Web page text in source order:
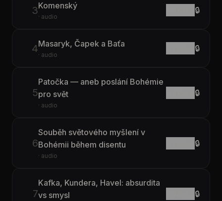
3Komenský
· audio
🔒
4Masaryk, Čapek a Baťa
· audio
🔒
5
Patočka — aneb poslání Bohémie
pro svět
· audio
🔒
6
Souběh světového myšlení v
Bohémii během disentu
· audio
🔒
7
Kafka, Kundera, Havel: absurdita
vs smysl
🔒